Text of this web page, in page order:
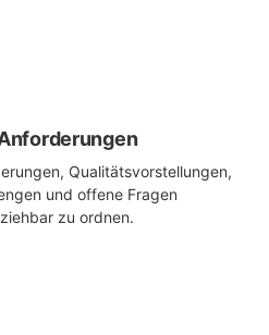
Qualitätsvorstellungen,
und offene Fragen
zu ordnen.